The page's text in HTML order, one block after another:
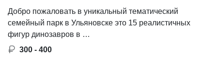
Добро пожаловать в уникальный тематический
семейный парк в Ульяновске это 15 реалистичных
фигур динозавров в …
300 - 400